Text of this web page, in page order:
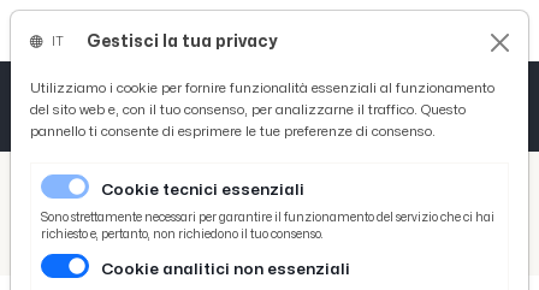
/ Picenotime
/ Comunicati Stampa
Tirreno-Adriatico, modifiche alla viabilità nel fine settimana a San Benedetto del Tronto
Gestisci la tua privacy
Utilizziamo i cookie per fornire funzionalità essenziali al funzionamento
del sito web e, con il tuo consenso, per analizzarne il traffico. Questo
pannello ti consente di esprimere le tue preferenze di consenso.
Cookie tecnici essenziali
Sono strettamente necessari per garantire il funzionamento del servizio che ci hai
richiesto e, pertanto, non richiedono il tuo consenso.
Cookie analitici non essenziali
Tutto News
Tutto Sport
Basket
Ciclismo
Tutto Curiosità